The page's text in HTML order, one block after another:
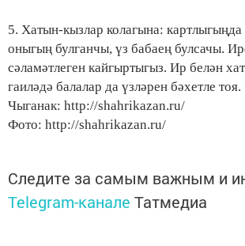
5. Хатын-кызлар колагына:
оныгың булганчы, үз бабаең булсачы.
сәламәтлеген кайгыртыгыз. Ир белән
гаиләдә балалар да үзләрен бәхетле тоя.
Чыганак: http://shahrikazan.ru/
Фото: http://shahrikazan.ru/
Следите за самым важным и
Telegram-канале Татмедиа